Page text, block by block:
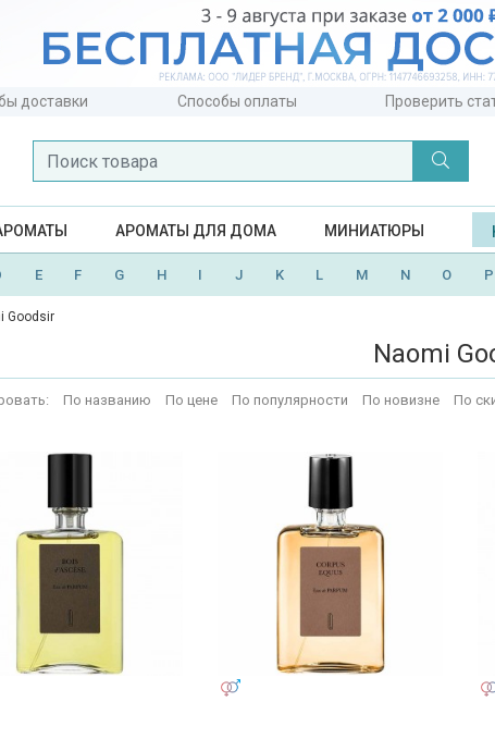
доставки Способы оплаты Проверить
АРОМАТЫ ДЛЯ ДОМА МИНИАТЮРЫ
E F G H I J K L M N O P
Goodsir
Naomi
По названию По цене По популярности По новизне По